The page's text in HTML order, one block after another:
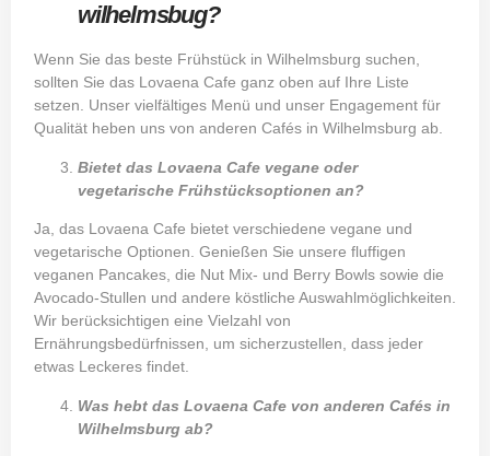
wilhelmsbug?
Wenn Sie das beste Frühstück in Wilhelmsburg suchen,
sollten Sie das Lovaena Cafe ganz oben auf Ihre Liste
setzen. Unser vielfältiges Menü und unser Engagement für
Qualität heben uns von anderen Cafés in Wilhelmsburg ab.
Bietet das Lovaena Cafe vegane oder
vegetarische Frühstücksoptionen an?
Ja, das Lovaena Cafe bietet verschiedene vegane und
vegetarische Optionen. Genießen Sie unsere fluffigen
veganen Pancakes, die Nut Mix- und Berry Bowls sowie die
Avocado-Stullen und andere köstliche Auswahlmöglichkeiten.
Wir berücksichtigen eine Vielzahl von
Ernährungsbedürfnissen, um sicherzustellen, dass jeder
etwas Leckeres findet.
Was hebt das Lovaena Cafe von anderen Cafés in
Wilhelmsburg ab?